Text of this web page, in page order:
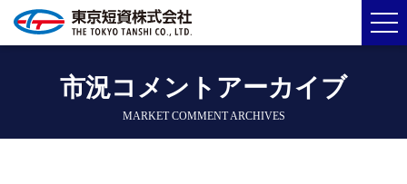
市況コメントアーカイブ
MARKET COMMENT ARCHIVES